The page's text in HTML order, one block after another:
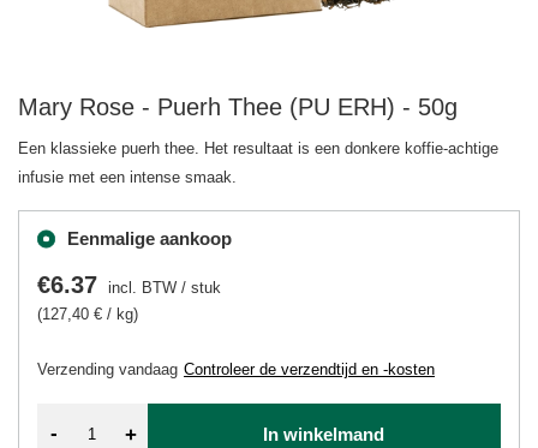
Mary Rose - Puerh Thee (PU ERH) - 50g
Een klassieke puerh thee. Het resultaat is een donkere koffie-achtige
infusie met een intense smaak.
Eenmalige aankoop
Verzending vandaag Controleer de verzendtijd en -kosten
€6.37 incl. BTW / stuk
(127,40 € / kg)
- + In winkelmand